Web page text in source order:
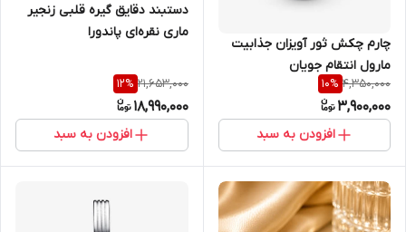
چارم چکش ثور آویزان جذابیت
مارول انتقام جویان
4,350,000
10%
3,900,000
افزودن به سبد
دستبند دقایق گیره‌ قلبی زنجیر
ماری نقره‌ای پاندورا
21,653,000
12%
18,990,000
افزودن به سبد